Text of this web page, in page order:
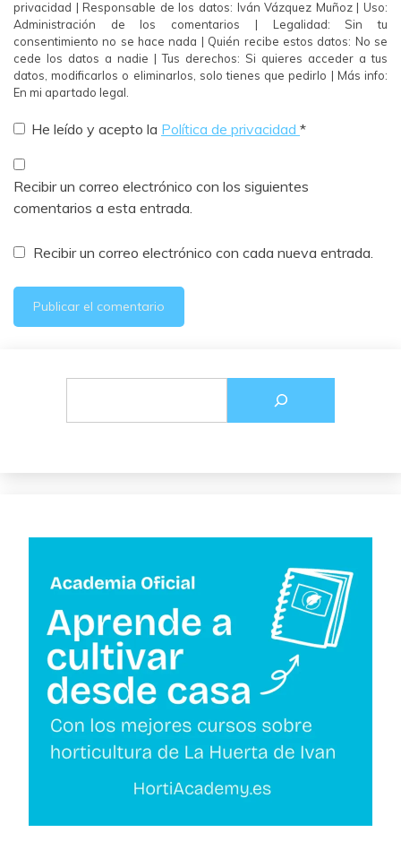
privacidad | Responsable de los datos: Iván Vázquez Muñoz | Uso:
Administración de los comentarios | Legalidad: Sin tu
consentimiento no se hace nada | Quién recibe estos datos: No se
cede los datos a nadie | Tus derechos: Si quieres acceder a tus
datos, modificarlos o eliminarlos, solo tienes que pedirlo | Más info:
En mi apartado legal.
He leído y acepto la Política de privacidad *
Recibir un correo electrónico con los siguientes
comentarios a esta entrada.
Recibir un correo electrónico con cada nueva entrada.